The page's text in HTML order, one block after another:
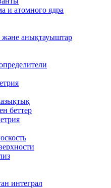
и атомного ядра
және анықтауыштар
беттер
интеграл